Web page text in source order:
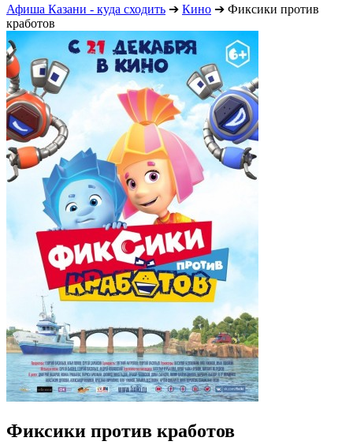
Афиша Казани - куда сходить ➔ Кино ➔ Фиксики против
кработов
Фиксики против кработов